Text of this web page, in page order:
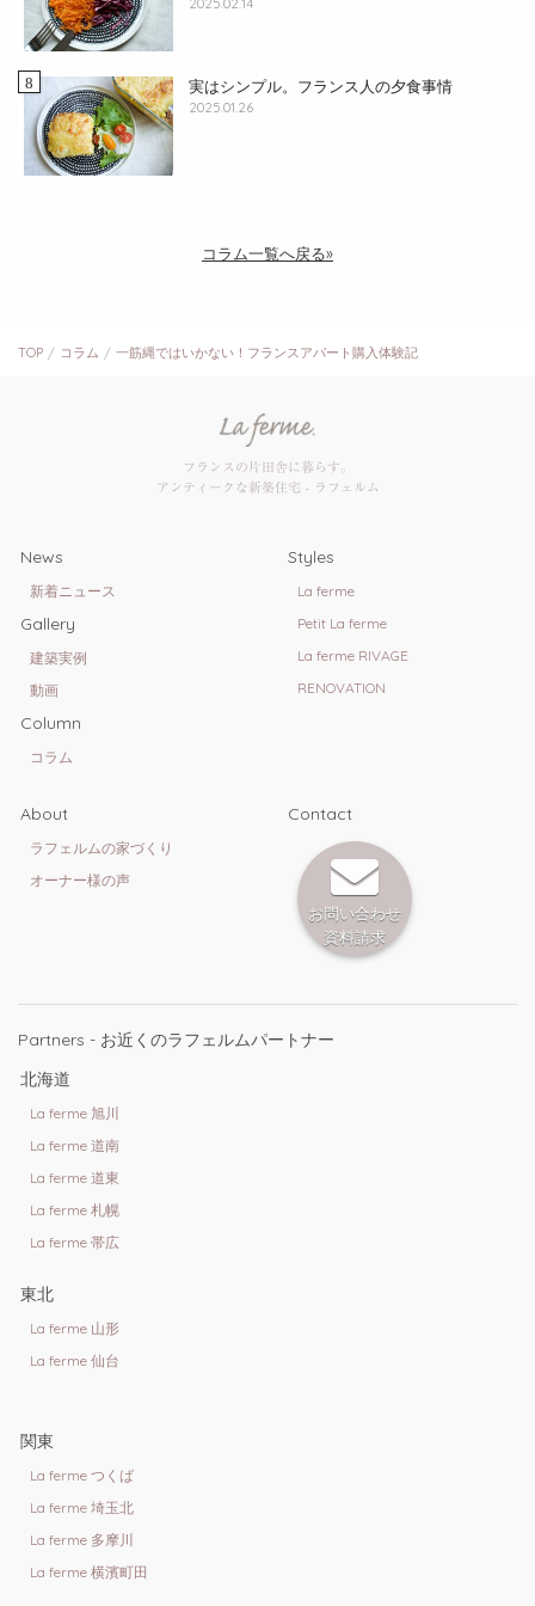
2025.02.14
実はシンプル。フランス人の夕食事情
2025.01.26
コラム一覧へ戻る»
TOP コラム 一筋縄ではいかない！フランスアパート購入体験記
フランスの片田舎に暮らす。
アンティークな新築住宅 - ラフェルム
News
新着ニュース
Gallery
建築実例
動画
Column
コラム
Styles
La ferme
Petit La ferme
La ferme RIVAGE
RENOVATION
About
ラフェルムの家づくり
オーナー様の声
Contact
お問い合わせ
資料請求
Partners - お近くのラフェルムパートナー
北海道
La ferme 旭川
La ferme 道南
La ferme 道東
La ferme 札幌
La ferme 帯広
東北
La ferme 山形
La ferme 仙台
関東
La ferme つくば
La ferme 埼玉北
La ferme 多摩川
La ferme 横濱町田